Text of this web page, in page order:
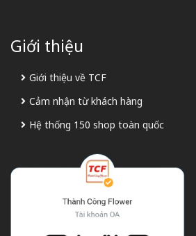
Giới thiệu
Giới thiệu về TCF
Cảm nhận từ khách hàng
Hệ thống 150 shop toàn quốc